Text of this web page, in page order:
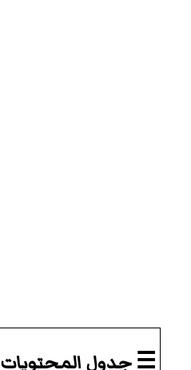
☰ جدول المحتويات